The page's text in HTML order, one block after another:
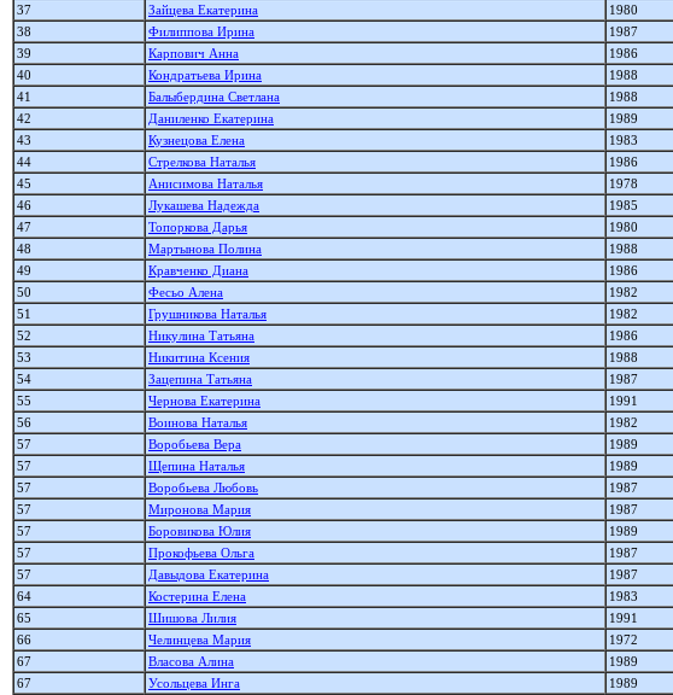
37
Зайцева Екатерина 1980
38
Филиппова Ирина 1987
39
Карпович Анна 1986
40
Кондратьева Ирина 1988
41
Балыбердина Светлана 1988
42
Даниленко Екатерина 1989
43
Кузнецова Елена 1983
44
Стрелкова Наталья 1986
45
Анисимова Наталья 1978
46
Лукашева Надежда 1985
47
Топоркова Дарья 1980
48
Мартынова Полина 1988
49
Кравченко Диана 1986
50
Фесьо Алена 1982
51
Грушникова Наталья 1982
52
Никулина Татьяна 1986
53
Никитина Ксения 1988
54
Зацепина Татьяна 1987
55
Чернова Екатерина 1991
56
Воинова Наталья 1982
57
Воробьева Вера 1989
57
Щепина Наталья 1989
57
Воробьева Любовь 1987
57
Миронова Мария 1987
57
Боровикова Юлия 1989
57
Прокофьева Ольга 1987
57
Давыдова Екатерина 1987
64
Костерина Елена 1983
65
Шишова Лилия 1991
66
Челинцева Мария 1972
67
Власова Алина 1989
67
Усольцева Инга 1989